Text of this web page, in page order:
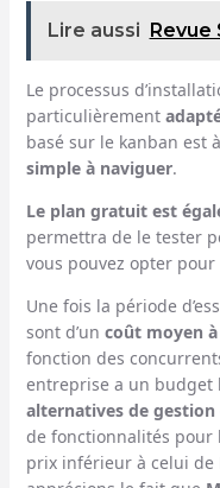
Lire aussi Revue
Le processus
particulièrement
basé sur le kanban est
simple à naviguer.
Le plan gratuit est
permettra de le tester
vous pouvez opter pour
Une fois la période
sont d’un coût moyen
fonction des
entreprise a un budget
alternatives de
de fonctionnalités pour
prix inférieur à celui de